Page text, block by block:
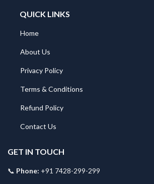
QUICK LINKS
Home
About Us
Privacy Policy
Terms & Conditions
Refund Policy
Contact Us
GET IN TOUCH
📞 Phone: +91 7428-299-299